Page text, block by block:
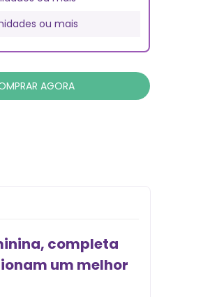
ou mais
completa
um melhor